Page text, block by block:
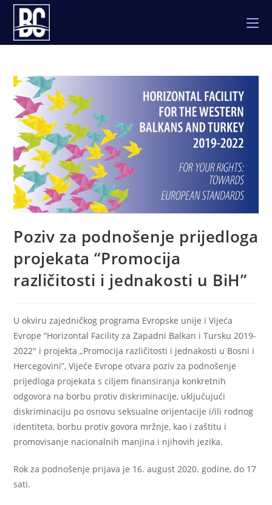
Skip
content
Poziv za podnošenje prijedloga
projekata “Promocija
različitosti i jednakosti u BiH”
U okviru zajedničkog programa Evropske unije i Vijeća
Evrope “Horizontal Facility za Zapadni Balkan i Tursku 2019-
2022″ i projekta „Promocija različitosti i jednakosti u Bosni i
Hercegovini”, Vijeće Evrope otvara poziv za podnošenje
prijedloga projekata s ciljem finansiranja konkretnih
odgovora na borbu protiv diskriminacije, uključujući
diskriminaciju po osnovu seksualne orijentacije i/ili rodnog
identiteta, borbu protiv govora mržnje, kao i zaštitu i
promovisanje nacionalnih manjina i njihovih jezika.
Rok za podnošenje prijava je 16. august 2020. godine, do 17
sati.